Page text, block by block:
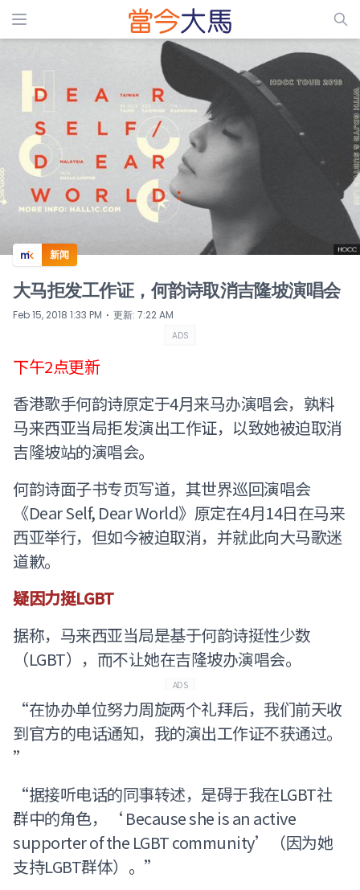
ADS
新闻
大马拒发工作证，何韵诗取消吉隆坡演唱会
Feb 15, 2018 1:33 PM ⋅ 更新: 7:22 AM
ADS
下午2点更新
香港歌手何韵诗原定于4月来马办演唱会，孰料
马来西亚当局拒发演出工作证，以致她被迫取消
吉隆坡站的演唱会。
何韵诗面子书专页写道，其世界巡回演唱会
《Dear Self, Dear World》原定在4月14日在马来
西亚举行，但如今被迫取消，并就此向大马歌迷
道歉。
疑因力挺LGBT
据称，马来西亚当局是基于何韵诗挺性少数
（LGBT），而不让她在吉隆坡办演唱会。
ADS
“在协办单位努力周旋两个礼拜后，我们前天收
到官方的电话通知，我的演出工作证不获通过。
”
“据接听电话的同事转述，是碍于我在LGBT社
群中的角色，‘ Because she is an active
supporter of the LGBT community’（因为她
支持LGBT群体）。”